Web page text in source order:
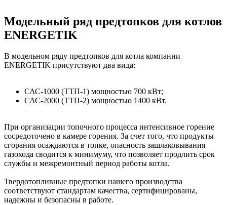
Модельный ряд предтопков для котлов
ENERGETIK
В модельном ряду предтопков для котла компании
ENERGETIK присутствуют два вида:
САС-1000 (ТТП-1) мощностью 700 кВт;
САС-2000 (ТТП-2) мощностью 1400 кВт.
При организации топочного процесса интенсивное горение
сосредоточено в камере горения. За счет того, что продукты
сгорания осаждаются в топке, опасность зашлаковывания
газохода сводится к минимуму, что позволяет продлить срок
службы и межремонтный период работы котла.
Твердотопливные предтопки нашего производства
соответствуют стандартам качества, сертифицированы,
надежны и безопасны в работе.